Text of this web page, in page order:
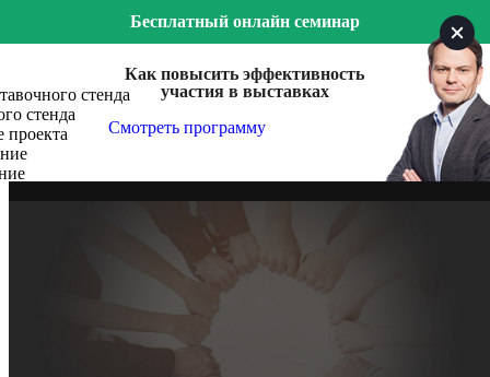
Бесплатный онлайн семинар
Как повысить эффективность
участия в выставках
Смотреть программу
БиоМастер – это производство высококачественных
стенда
стенда
проекта